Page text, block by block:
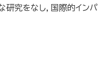
究をなし，国際的イン